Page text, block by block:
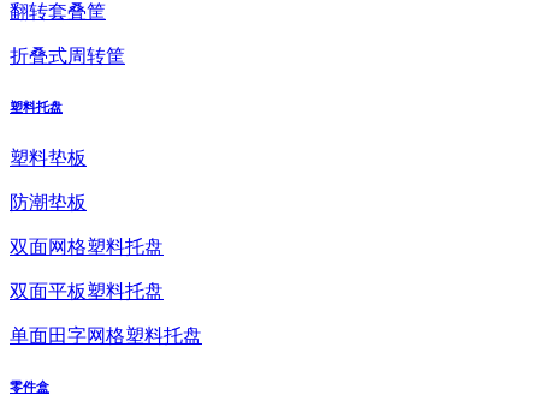
翻转套叠筐
折叠式周转筐
塑料托盘
塑料垫板
防潮垫板
双面网格塑料托盘
双面平板塑料托盘
单面田字网格塑料托盘
零件盒